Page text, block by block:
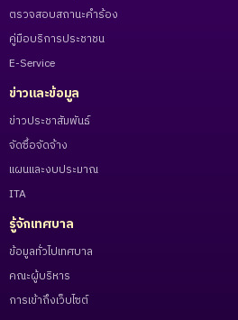
ตรวจสอบสถานะคำร้อง
คู่มือบริการประชาชน
E-Service
ข่าวและข้อมูล
ข่าวประชาสัมพันธ์
จัดซื้อจัดจ้าง
แผนและงบประมาณ
ITA
รู้จักเทศบาล
ข้อมูลทั่วไปเทศบาล
คณะผู้บริหาร
การเข้าถึงเว็บไซต์